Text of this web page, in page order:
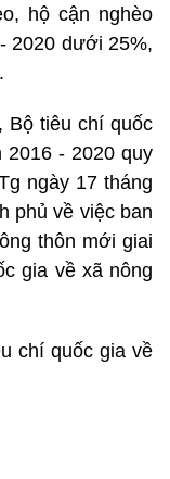
hộ cận nghèo
2020 dưới 25%,
tiêu chí quốc
2016 - 2020 quy
ngày 17 tháng
phủ về việc ban
thôn mới giai
gia về xã nông
chí quốc gia về